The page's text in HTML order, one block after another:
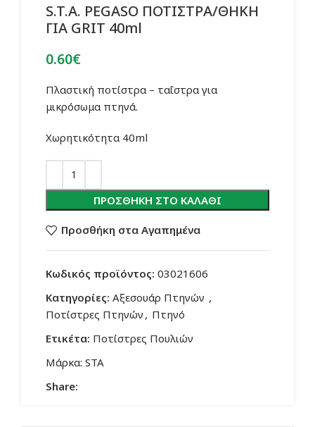
S.T.A. PEGASO ΠΟΤΙΣΤΡΑ/ΘΗΚΗ
ΓΙΑ GRIT 40ml
0.60€
Πλαστική ποτίστρα – ταΐστρα για
μικρόσωμα πτηνά.
Χωρητικότητα 40ml
ΠΡΟΣΘΉΚΗ ΣΤΟ ΚΑΛΆΘΙ
Προσθήκη στα Αγαπημένα
Κωδικός προϊόντος: 03021606
Κατηγορίες: Αξεσουάρ Πτηνών ,
Ποτίστρες Πτηνών , Πτηνό
Ετικέτα: Ποτίστρες Πουλιών
Μάρκα: STA
Share: